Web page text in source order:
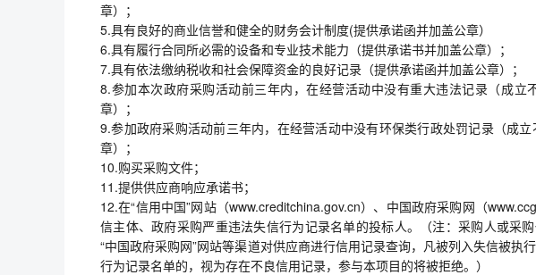
章）；
5.具有良好的商业信誉和健全的财务会计制度(提供承诺函并加盖公章）
6.具有履行合同所必需的设备和专业技术能力（提供承诺书并加盖公章）；
7.具有依法缴纳税收和社会保障资金的良好记录（提供承诺函并加盖公章）；
8.参加本次政府采购活动前三年内，在经营活动中没有重大违法记录（成
章）；
9.参加政府采购活动前三年内，在经营活动中没有环保类行政处罚记录（成
章）；
10.购买采购文件；
11.提供供应商响应承诺书；
12.在“信用中国”网站（www.creditchina.gov.cn）、中国政府采购网（
信主体、政府采购严重违法失信行为记录名单的投标人。（注：采购人或采
“中国政府采购网”网站等渠道对供应商进行信用记录查询，凡被列入失信被执
行为记录名单的，视为存在不良信用记录，参与本项目的将被拒绝。）